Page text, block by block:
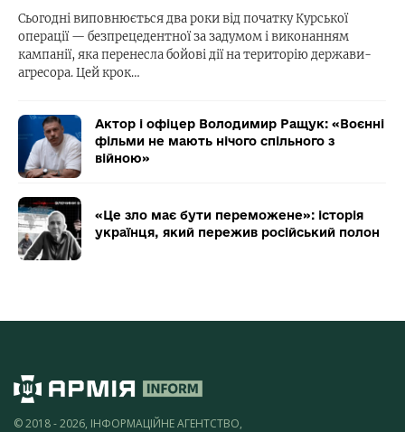
Сьогодні виповнюється два роки від початку Курської
операції — безпрецедентної за задумом і виконанням
кампанії, яка перенесла бойові дії на територію держави-
агресора. Цей крок…
Актор і офіцер Володимир Ращук: «Воєнні
фільми не мають нічого спільного з
війною»
«Це зло має бути переможене»: історія
українця, який пережив російський полон
© 2018 - 2026, ІНФОРМАЦІЙНЕ АГЕНТСТВО,